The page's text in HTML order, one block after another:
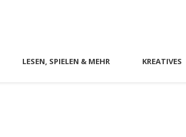
LESEN, SPIELEN & MEHR KREATIVES